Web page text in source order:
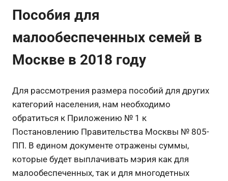
Пособия для
малообеспеченных семей в
Москве в 2018 году
Для рассмотрения размера пособий для других
категорий населения, нам необходимо
обратиться к Приложению № 1 к
Постановлению Правительства Москвы № 805-
ПП. В едином документе отражены суммы,
которые будет выплачивать мэрия как для
малообеспеченных, так и для многодетных